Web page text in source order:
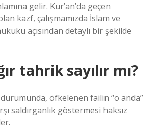
gelir. Kur’an’da geçen
kazf, çalışmamızda İslam ve
açısından detaylı bir şekilde
tahrik sayılır mı?
öfkelenen failin “o anda”
saldırganlık göstermesi haksız